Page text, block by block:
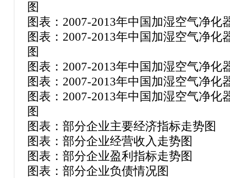
图
图表：2007-2013年中国加湿空气净化
图表：2007-2013年中国加湿空气净化
图
图表：2007-2013年中国加湿空气净化
图表：2007-2013年中国加湿空气净化
图表：2007-2013年中国加湿空气净化
图
图表：部分企业主要经济指标走势图
图表：部分企业经营收入走势图
图表：部分企业盈利指标走势图
图表：部分企业负债情况图